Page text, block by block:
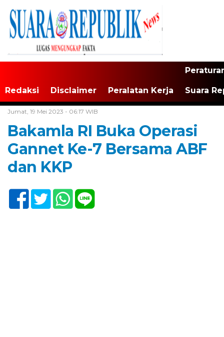
Redaksi Disclaimer Peralatan Kerja Suara
Jumat, 19 Mei 2023 - 06:17 WIB
Bakamla RI Buka Operasi
Gannet Ke-7 Bersama ABF
dan KKP